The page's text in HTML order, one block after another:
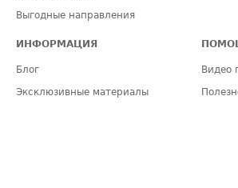
Выгодные направления
ИНФОРМАЦИЯ
Блог
Эксклюзивные материалы
Видео